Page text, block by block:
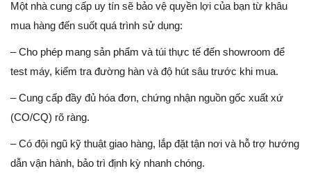
Một nhà cung cấp uy tín sẽ bảo vệ quyền lợi của bạn từ khâu
mua hàng đến suốt quá trình sử dụng:
– Cho phép mang sản phẩm và túi thực tế đến showroom để
test máy, kiểm tra đường hàn và độ hút sâu trước khi mua.
– Cung cấp đầy đủ hóa đơn, chứng nhận nguồn gốc xuất xứ
(CO/CQ) rõ ràng.
– Có đội ngũ kỹ thuật giao hàng, lắp đặt tận nơi và hỗ trợ hướng
dẫn vận hành, bảo trì định kỳ nhanh chóng.